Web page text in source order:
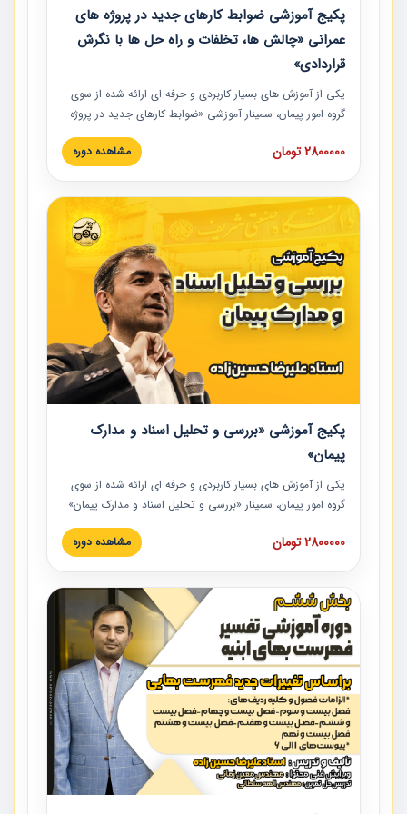
پکیج آموزشی ضوابط کارهای جدید در پروژه های
عمرانی «چالش ها، تخلفات و راه حل ها با نگرش
قراردادی»
یکی از آموزش‏‏‏‏‏‏ های بسیار کاربردی و حرفه‏ ای ارائه شده از سوی
گروه امور پیمان، سمینار آموزشی «ضوابط کارهای جدید در پروژه
های عمرانی» چالش ها، تخلفات و راه حل ها با نگرش قراردادی
است که در محل سندیکای شرکت های ساختمانی کشور ارائه شد.
مدارک پیمان به همراه تجربیات عملی ارائه شده است.
2800000 تومان مشاهده دوره
پکیج آموزشی «بررسی و تحلیل اسناد و مدارک
پیمان»
یکی از آموزش‏‏‏‏‏‏ های بسیار کاربردی و حرفه‏ ای ارائه شده از سوی
گروه امور پیمان، سمینار «بررسی و تحلیل اسناد و مدارک پیمان»
است که در دانشگاه صنعتی شریف ارائه شد. در این آموزش
نکات کلیدی مربوط به اسناد و مدارک پیمان، اولویت بندی اسناد
پیمان به همراه تجربیات عملی در این خصوص ارائه شده است.
2800000 تومان مشاهده دوره